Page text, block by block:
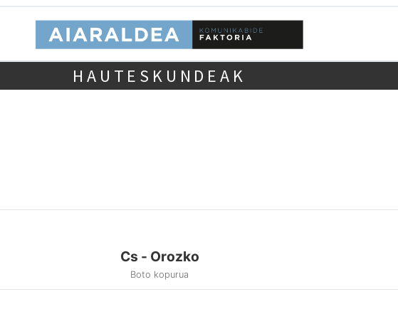
HAUTESKUNDEAK
Cs - Orozko
Boto kopurua